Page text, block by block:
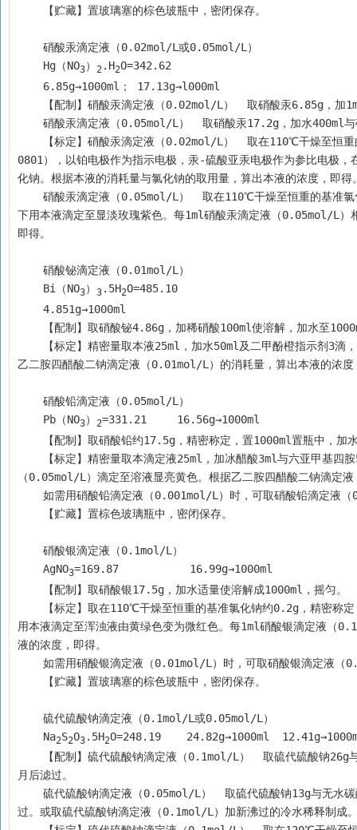
    【贮藏】置玻璃塞的棕色玻瓶中，密闭保存。
    硝酸汞滴定液（0.02mol/L或0.05mol/L）
    Hg（NO
3） 2 .H2O=342.62
    6.85g→1000ml； 17.13g→l000ml
【配制】硝酸汞滴定液（0.02mol/L）  取硝酸汞6.85g，
硝酸汞滴定液（0.05mol/L）  取硝酸汞17.2g，加水
0801），以铂电极作为指示电极，汞-硫酸亚汞电极作为参比电极
化钠。根据本液的消耗量与氯化钠的取用量，算出本液的浓度，即得
下用本液滴定至显淡玫瑰紫色。每1ml硝酸汞滴定液（0.05mol/L）
即得。
    硝酸铋滴定液（0.01mol/L）
    Bi（NO
3） 3 .5H2O=485.10
    4.851g→1000ml
【配制】取硝酸铋4.86g，加稀硝酸100ml使溶解，加水至
乙二胺四醋酸二钠滴定液（0.01mol/L）的消耗量，算出本液的浓度
    硝酸铅滴定液（0.05mol/L）
    Pb（NO
3） 2
=331.21	 16.56g→1000ml
【配制】取硝酸铅约17.5g，精密称定，置1000ml置瓶中，
（0.05mol/L）滴定至溶液显亮黄色。根据乙二胺四醋酸二钠滴定
如需用硝酸铅滴定液（0.001mol/L）时，可取硝酸铅滴定
    【贮藏】置棕色玻璃瓶中，密闭保存。
    硝酸银滴定液（0.1mol/L）
    AgNO
3
=169.87	   16.99g→1000ml
    【配制】取硝酸银17.5g，加水适量使溶解成1000ml，摇匀。
用本液滴定至浑浊液由黄绿色变为微红色。每1ml硝酸银滴定液（
液的浓度，即得。
如需用硝酸银滴定液（0.01mol/L）时，可取硝酸银滴定液
    【贮藏】置玻璃塞的棕色玻瓶中，密闭保存。
    硫代硫酸钠滴定液（0.1mol/L或0.05mol/L）
    Na
2S2O3 .5H2O=248.19    24.82g→1000ml
月后滤过。
过。或取硫代硫酸钠滴定液（0.1mol/L）加新沸过的冷水稀释制成